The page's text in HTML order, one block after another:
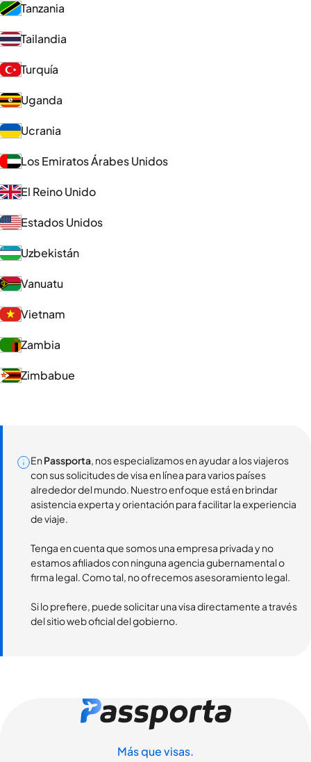
Tanzania
Tailandia
Turquía
Uganda
Ucrania
Los Emiratos Árabes Unidos
El Reino Unido
Estados Unidos
Uzbekistán
Vanuatu
Vietnam
Zambia
Zimbabue
En Passporta, nos especializamos en ayudar a los viajeros
con sus solicitudes de visa en línea para varios países
alrededor del mundo. Nuestro enfoque está en brindar
asistencia experta y orientación para facilitar la experiencia
de viaje.
Tenga en cuenta que somos una empresa privada y no
estamos afiliados con ninguna agencia gubernamental o
firma legal. Como tal, no ofrecemos asesoramiento legal.
Si lo prefiere, puede solicitar una visa directamente a través
del sitio web oficial del gobierno.
Más que visas.